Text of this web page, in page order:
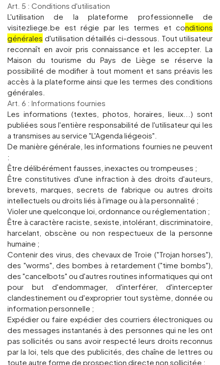
Art. 5 : Conditions d'utilisation
L'utilisation de la plateforme professionnelle de
visitezliege.be est régie par les termes et conditions
générales d'utilisation détaillés ci-dessous. Tout utilisateur
reconnaît en avoir pris connaissance et les accepter. La
Maison du tourisme du Pays de Liège se réserve la
possibilité de modifier à tout moment et sans préavis les
accès à la plateforme ainsi que les termes des conditions
générales.
Art. 6 : Informations fournies
Les informations (textes, photos, horaires, lieux...) sont
publiées sous l'entière responsabilité de l'utilisateur qui les
a transmises au service "L'Agenda liégeois".
De manière générale, les informations fournies ne peuvent
:
Être délibérément fausses, inexactes ou trompeuses ;
Être constitutives d'une infraction à des droits d'auteurs,
brevets, marques, secrets de fabrique ou autres droits
intellectuels ou droits liés à l'image ou à la personnalité ;
Violer une quelconque loi, ordonnance ou réglementation ;
Être à caractère raciste, sexiste, intolérant, discriminatoire,
harcelant, obscène ou non respectueux de la personne
humaine ;
Contenir des virus, des chevaux de Troie ("Trojan horses"),
des "worms", des bombes à retardement ("time bombs"),
des "cancelbots" ou d'autres routines informatiques qui ont
pour but d'endommager, d'interférer, d'intercepter
clandestinement ou d'exproprier tout système, donnée ou
information personnelle ;
Expédier ou faire expédier des courriers électroniques ou
des messages instantanés à des personnes qui ne les ont
pas sollicités ou sans avoir respecté leurs droits reconnus
par la loi, tels que des publicités, des chaîne de lettres ou
toute autre forme de prospection directe non sollicitée ;